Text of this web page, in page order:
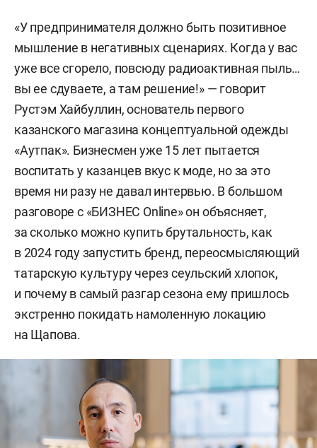
«У предпринимателя должно быть позитивное
мышление в негативных сценариях. Когда у вас
уже все сгорело, повсюду радиоактивная пыль…
вы ее сдуваете, а там решение!» — говорит
Рустэм Хайбуллин, основатель первого
казанского магазина концептуальной одежды
«Аутпак». Бизнесмен уже 15 лет пытается
воспитать у казанцев вкус к моде, но за это
время ни разу не давал интервью. В большом
разговоре с «БИЗНЕС Online» он объясняет,
за сколько можно купить брутальность, как
в 2024 году запустить бренд, переосмысляющий
татарскую культуру через сеульский хлопок,
и почему в самый разгар сезона ему пришлось
экстренно покидать намоленную локацию
на Щапова.